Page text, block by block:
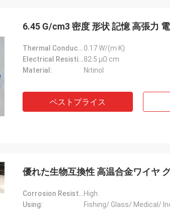
6.45 G/cm3 密度 形状 記憶 高張力
Thermal Conductivity: 0.17 W/(m·K)
Electrical Resistivity:82.5 μΩ·cm
Material:
Nitinol
ベストプライス
優れた生物互換性 高温合金ワイヤ
Corrosion Resistance:High
Using:
Fishing/ Glass/ Medical/